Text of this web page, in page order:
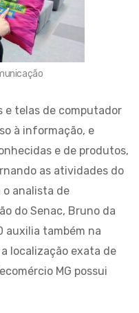
e telas de computador
à informação, e
e de produtos,
as atividades do
o analista de
do Senac, Bruno da
auxilia também na
localização exata de
MG possui